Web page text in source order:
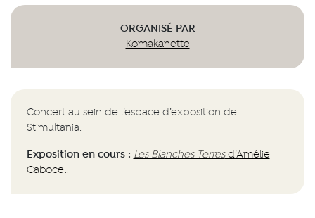
ORGANISÉ PAR
Komakanette
Concert au sein de l’espace d’exposition de
Stimultania.
Exposition en cours : Les Blanches Terresd’Amélie
Cabocel.